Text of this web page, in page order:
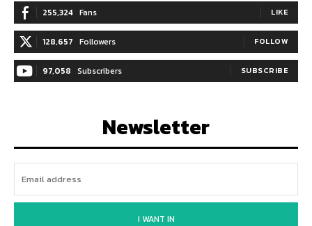
255,324 Fans LIKE
128,657 Followers FOLLOW
97,058 Subscribers SUBSCRIBE
Newsletter
I WANT IN